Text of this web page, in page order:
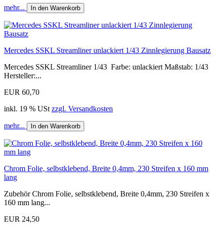
mehr... In den Warenkorb
Mercedes SSKL Streamliner unlackiert 1/43 Zinnlegierung Bausatz
Mercedes SSKL Streamliner 1/43 Farbe: unlackiert Maßstab: 1/43
Hersteller:...
EUR 60,70
inkl. 19 % USt zzgl. Versandkosten
mehr... In den Warenkorb
Chrom Folie, selbstklebend, Breite 0,4mm, 230 Streifen x 160 mm
lang
Zubehör Chrom Folie, selbstklebend, Breite 0,4mm, 230 Streifen x
160 mm lang...
EUR 24,50